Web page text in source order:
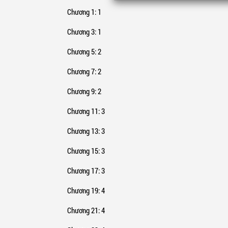
… gần
đang
phản
Chương 1: 1
Chương 3: 1
Chương 5: 2
Chương 7: 2
Chương 9: 2
Chương 11: 3
Chương 13: 3
Chương 15: 3
Chương 17: 3
Chương 19: 4
Chương 21: 4